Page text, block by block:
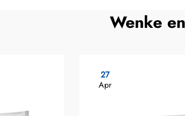
Wenke
27
Apr